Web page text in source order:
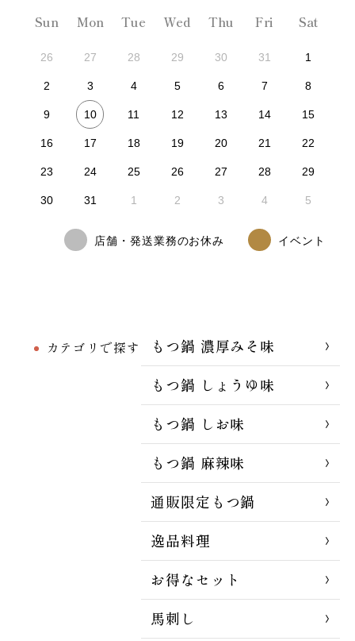
カテゴリで探す
もつ鍋 濃厚みそ味
もつ鍋 しょうゆ味
もつ鍋 しお味
もつ鍋 麻辣味
通販限定もつ鍋
逸品料理
お得なセット
馬刺し
Sun Mon Tue Wed Thu Fri Sat
26 27 28 29 30 31 1
2 3 4 5 6 7 8
9 10 11 12 13 14 15
16 17 18 19 20 21 22
23 24 25 26 27 28 29
30 31 1 2 3 4 5
店舗・発送業務のお休み イベント